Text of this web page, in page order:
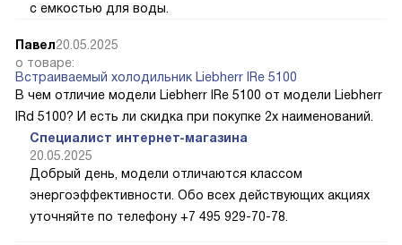
с емкостью для воды.
Павел20.05.2025
о товаре:
Встраиваемый холодильник Liebherr IRe 5100
В чем отличие модели Liebherr IRe 5100 от модели Liebherr
IRd 5100? И есть ли скидка при покупке 2х наименований.
Специалист интернет-магазина
20.05.2025
Добрый день, модели отличаются классом
энергоэффективности. Обо всех действующих акциях
уточняйте по телефону +7 495 929-70-78.